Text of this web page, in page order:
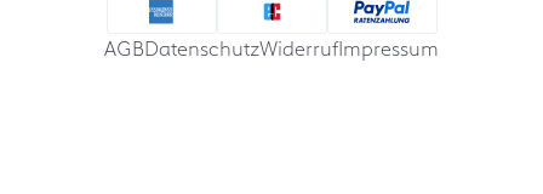
AGBDatenschutzWiderrufImpressum